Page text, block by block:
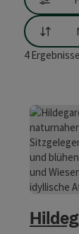
Sortierung
4Ergebnisse